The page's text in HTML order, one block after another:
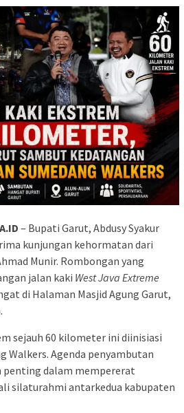
– Bupati Garut, Abdusy Syakur
kunjungan kehormatan dari
Munir. Rombongan yang
jalan kaki West Java Extreme
di Halaman Masjid Agung Garut,
sejauh 60 kilometer ini diinisiasi
Walkers. Agenda penyambutan
dalam mempererat
silaturahmi antarkedua kabupaten